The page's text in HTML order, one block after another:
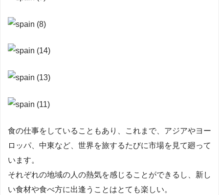
食の仕事をしていることもあり、これまで、アジアやヨー
ロッパ、中東など、世界を旅するたびに市場を見て廻って
います。
それぞれの地域の人の熱気を感じることができるし、新し
い食材や食べ方に出逢うことはとても楽しい。